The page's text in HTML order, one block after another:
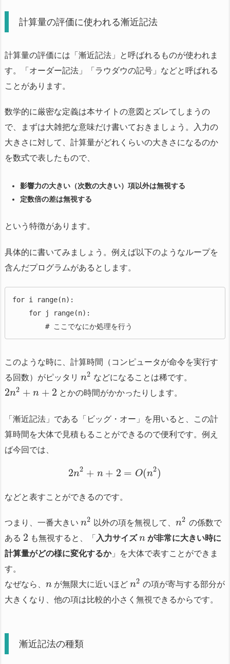
計算量の評価に使われる漸近記法
計算量の評価には「漸近記法」と呼ばれるものが使われま
す。「オーダー記法」「ラウダウの記号」などと呼ばれる
ことがあります。
数学的に厳密な定義は本サイトの意図とズレてしまうの
で、まずは大雑把な意味だけ書いておきましょう。入力の
大きさに対して、計算量がどれくらいの大きさになるのか
を数式で表したもので、
影響力の大きい（次数の大きい）項以外は無視する
定数倍の差は無視する
という特徴があります。
具体的に書いてみましょう。例えば以下のようなループを
含んだプログラムがあるとします。
for i range(n):
        # ここでなにか処理を行う
このような時に、計算時間（コンピュータが命令を実行す
る回数）がピッタリ n2 などになることは稀です。
2n2 + n + 2 とかの時間がかかったりします。
「漸近記法」である「ビッグ・オー」を用いると、この計
算時間を大体で見積もることができるので便利です。例え
ば今回では、
2n2 + n + 2 = O(n2)
などと表すことができるのです。
つまり、一番大きい n2 以外の項を無視して、n2 の係数で
ある 2 も無視すると、「 入力サイズn が非常に大きい時に
計算量がどの様に変化するか」を大体で表すことができま
す。
なぜなら、 nが無限大に近いほど n2 の項が寄与する部分が
大きくなり、他の項は比較的小さく無視できるからです。
漸近記法の種類